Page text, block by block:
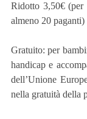
Ridotto 3,50€
almeno 20 paganti)
Gratuito: per
handicap e
dell’Unione
nella gratuità della